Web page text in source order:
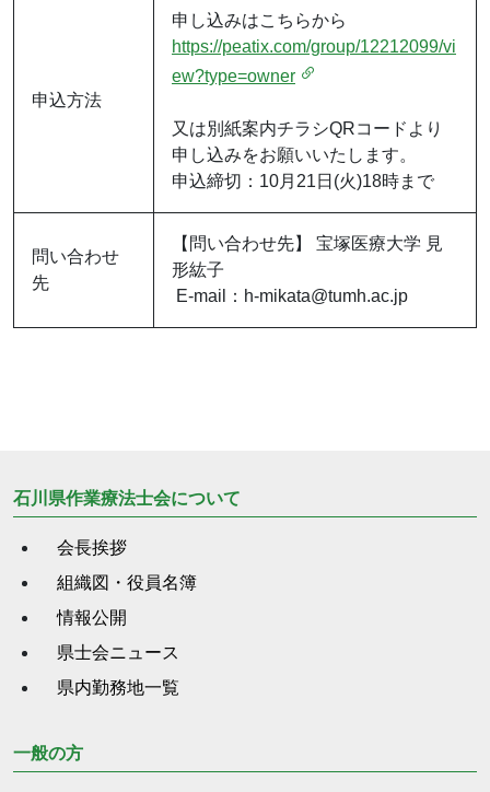
申込方法
申し込みはこちらから
https://peatix.com/group/12212099/vi
ew?type=owner
又は別紙案内チラシQRコードより
申し込みをお願いいたします。
申込締切：10月21日(火)18時まで
問い合わせ
先
【問い合わせ先】 宝塚医療大学 見
形紘子
E-mail：h-mikata@tumh.ac.jp
石川県作業療法士会について
会長挨拶
組織図・役員名簿
情報公開
県士会ニュース
県内勤務地一覧
一般の方